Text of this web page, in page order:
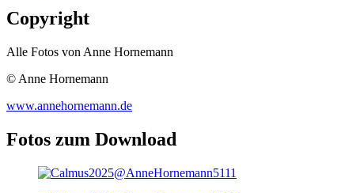
Copyright
Alle Fotos von Anne Hornemann
© Anne Hornemann
www.annehornemann.de
Fotos zum Download